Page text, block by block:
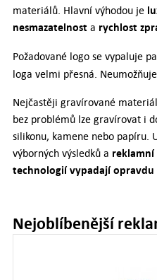
materiálů. Hlavní výhodou je
nesmazatelnost a rychlost
Požadované logo se vypaluje
loga velmi přesná.
Nejčastěji gravírované
bez problémů lze gravírovat i
silikonu, kamene nebo papíru.
výborných výsledků a
technologií vypadají opravdu
Nejoblíbenější